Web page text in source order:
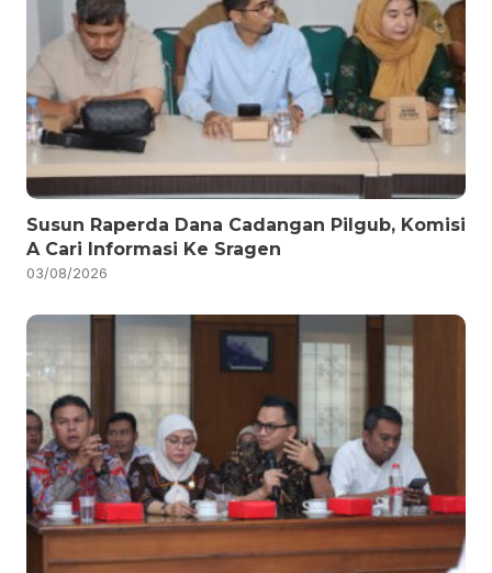
Susun Raperda Dana Cadangan Pilgub, Komisi
A Cari Informasi Ke Sragen
03/08/2026